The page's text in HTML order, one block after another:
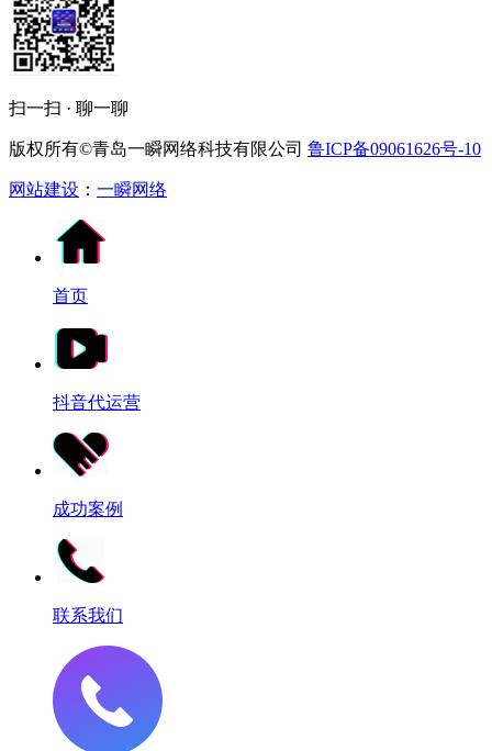
扫一扫 · 聊一聊
版权所有©青岛一瞬网络科技有限公司 鲁ICP备09061626号-10
网站建设 ： 一瞬网络
首页
抖音代运营
成功案例
联系我们